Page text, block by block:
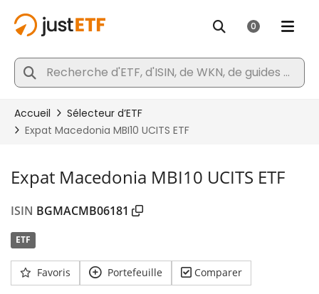
Expat Macedonia MBI10 UCITS ETF
ISIN BGMACMB06181
ETF
Favoris Portefeuille Comparer